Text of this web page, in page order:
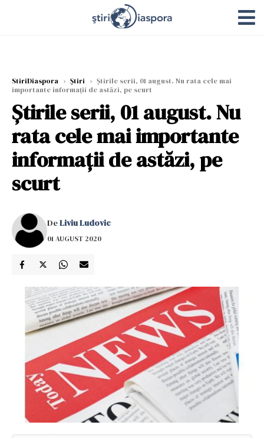
StiriDiaspora › Știri › Știrile serii, 01 august. Nu rata cele mai
importante informații de astăzi, pe scurt
Știrile serii, 01 august. Nu
rata cele mai importante
informații de astăzi, pe
scurt
DeLiviu Ludovic
01 AUGUST 2020